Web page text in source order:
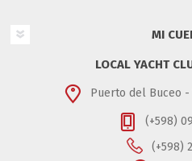
MI
LOCAL YACHT
Puerto del Buceo -
(+598)
(+598)